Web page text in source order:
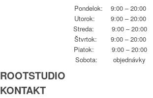
Pondelok: 9:00 – 20:00
Utorok: 9:00 – 20:00
Streda: 9:00 – 20:00
Štvrtok: 9:00 – 20:00
Piatok: 9:00 – 20:00
Sobota: objednávky
ROOTSTUDIO
KONTAKT